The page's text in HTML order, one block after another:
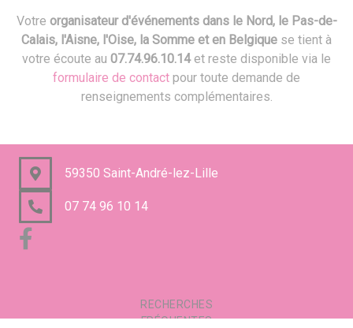
Votre organisateur d'événements dans le Nord, le Pas-de-
Calais, l'Aisne, l'Oise, la Somme et en Belgique se tient à
votre écoute au 07.74.96.10.14et reste disponible via le
formulaire de contact pour toute demande de
renseignements complémentaires.
59350 Saint-André-lez-Lille
07 74 96 10 14
RECHERCHES
FRÉQUENTES